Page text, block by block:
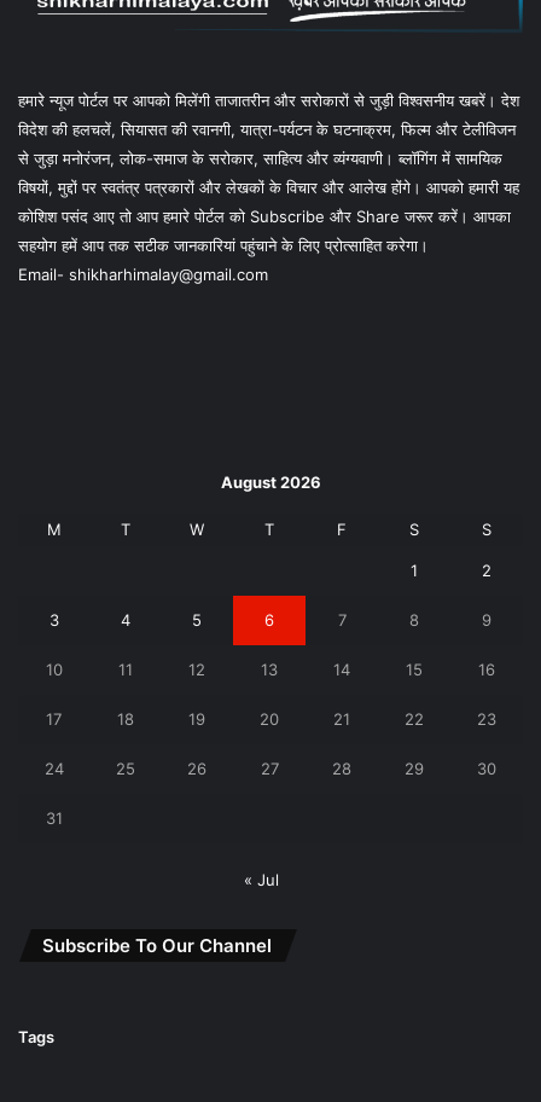
हमारे न्यूज पोर्टल पर आपको मिलेंगी ताजातरीन और सरोकारों से जुड़ी विश्वसनीय खबरें। देश
विदेश की हलचलें, सियासत की रवानगी, यात्रा-पर्यटन के घटनाक्रम, फिल्म और टेलीविजन
से जुड़ा मनोरंजन, लोक-समाज के सरोकार, साहित्य और व्यंग्यवाणी। ब्लॉगिंग में सामयिक
विषयों, मुद्दों पर स्वतंत्र पत्रकारों और लेखकों के विचार और आलेख होंगे। आपको हमारी यह
कोशिश पसंद आए तो आप हमारे पोर्टल को Subscribe और Share जरूर करें। आपका
सहयोग हमें आप तक सटीक जानकारियां पहुंचाने के लिए प्रोत्साहित करेगा।
Email- shikharhimalay@gmail.com
August 2026
M T W T F S S
1 2
3 4 5 6 7 8 9
10 11 12 13 14 15 16
17 18 19 20 21 22 23
24 25 26 27 28 29 30
31
« Jul
Subscribe To Our Channel
Tags